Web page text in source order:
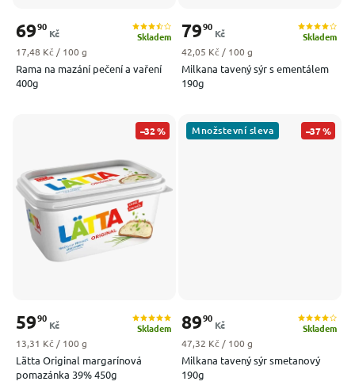
Rama na mazání pečení a vaření
400g
Skladem
6990
Kč
Měrná cena:
17,48 Kč / 100 g
Milkana tavený sýr s ementálem
190g
Skladem
7990
Kč
Měrná cena:
42,05 Kč / 100 g
–32 %
Lätta Original margarínová
pomazánka 39% 450g
Skladem
5990
Kč
Měrná cena:
13,31 Kč / 100 g
Množstevní sleva –37 %
Milkana tavený sýr smetanový
190g
Skladem
8990
Kč
Měrná cena:
47,32 Kč / 100 g